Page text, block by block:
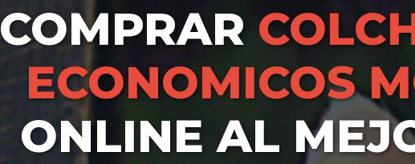
COMPRAR
ECONOMICOS
ONLINE AL